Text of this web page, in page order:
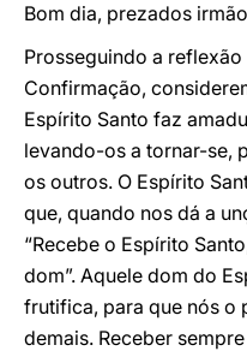
Bom dia, prezados
Prosseguindo a
Confirmação,
Espírito Santo faz
levando-os a tornar-se,
os outros. O Espírito
que, quando nos dá a
“Recebe o Espírito
dom”. Aquele dom do
frutifica, para que nós o
demais. Receber